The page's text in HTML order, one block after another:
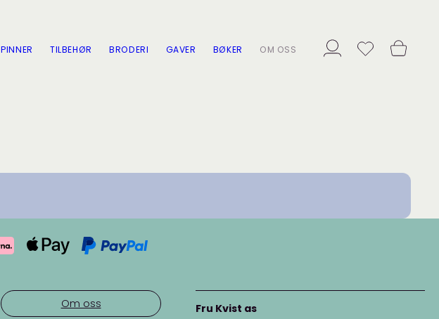
PINNER TILBEHØR BRODERI GAVER BØKER OM OSS
Om oss Fru Kvist as